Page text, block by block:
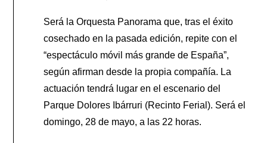
Será la Orquesta Panorama que, tras el éxito
cosechado en la pasada edición, repite con el
“espectáculo móvil más grande de España”,
según afirman desde la propia compañía. La
actuación tendrá lugar en el escenario del
Parque Dolores Ibárruri (Recinto Ferial). Será el
domingo, 28 de mayo, a las 22 horas.